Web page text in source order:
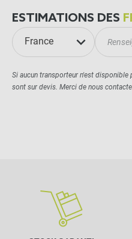
ESTIMATIONS DES
France
Si aucun transporteur n'est
sont sur devis. Merci de nous